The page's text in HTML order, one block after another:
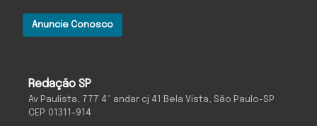
Redação SP
Av Paulista, 777 4º andar cj 41 Bela Vista, São Paulo-SP
CEP: 01311-914
Anuncie Conosco